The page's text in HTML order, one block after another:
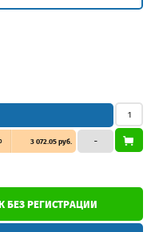
3 072.05 руб. –
БЕЗ РЕГИСТРАЦИИ